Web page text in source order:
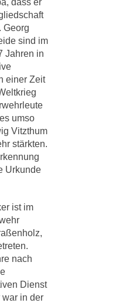
dass er
Georg
sind im
Jahren in
einer Zeit
umso
Vitzthum
stärkten.
Urkunde
ist im
nach
Dienst
war in der